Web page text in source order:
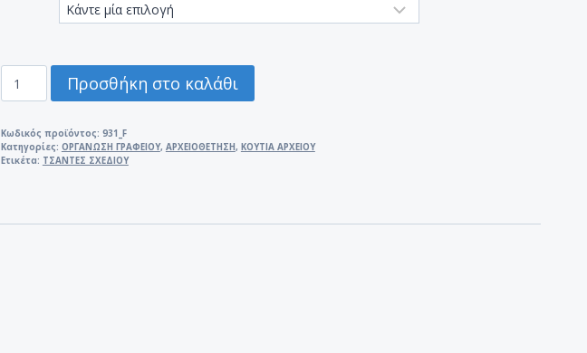
ΣΧΕΔΙΟΥ
ΦΩΣΦΟΡΙΖΕ
ΝΕΟΝ
Προσθήκη στο καλάθι
Κωδικός προϊόντος: 931_F
Κατηγορίες: ΟΡΓΑΝΩΣΗ ΓΡΑΦΕΙΟΥ, ΑΡΧΕΙΟΘΕΤΗΣΗ, ΚΟΥΤΙΑ ΑΡΧΕΙΟΥ
Ετικέτα: ΤΣΑΝΤΕΣ ΣΧΕΔΙΟΥ